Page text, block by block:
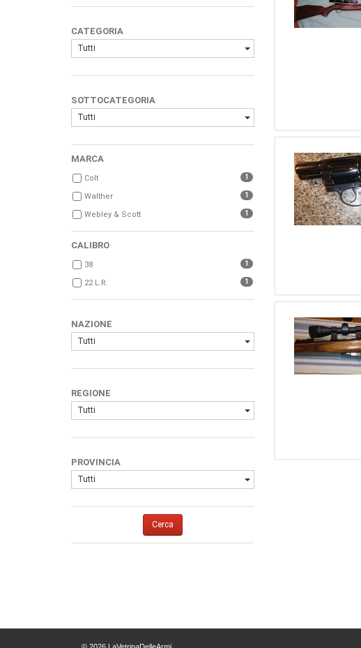
CATEGORIA
Tutti
SOTTOCATEGORIA
Tutti
MARCA
Colt 1
Walther 1
Webley & Scott 1
CALIBRO
38 1
22 L.r. 1
NAZIONE
Tutti
REGIONE
Tutti
PROVINCIA
Tutti
Cerca